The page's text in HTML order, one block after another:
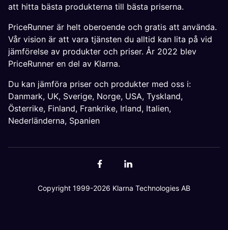
att hitta bästa produkterna till bästa priserna.
PriceRunner är helt oberoende och gratis att använda.
Vår vision är att vara tjänsten du alltid kan lita på vid
jämförelse av produkter och priser. År 2022 blev
PriceRunner en del av Klarna.
Du kan jämföra priser och produkter med oss i:
Danmark, UK, Sverige, Norge, USA, Tyskland,
Österrike, Finland, Frankrike, Irland, Italien,
Nederländerna, Spanien
Copyright 1999-2026 Klarna Technologies AB